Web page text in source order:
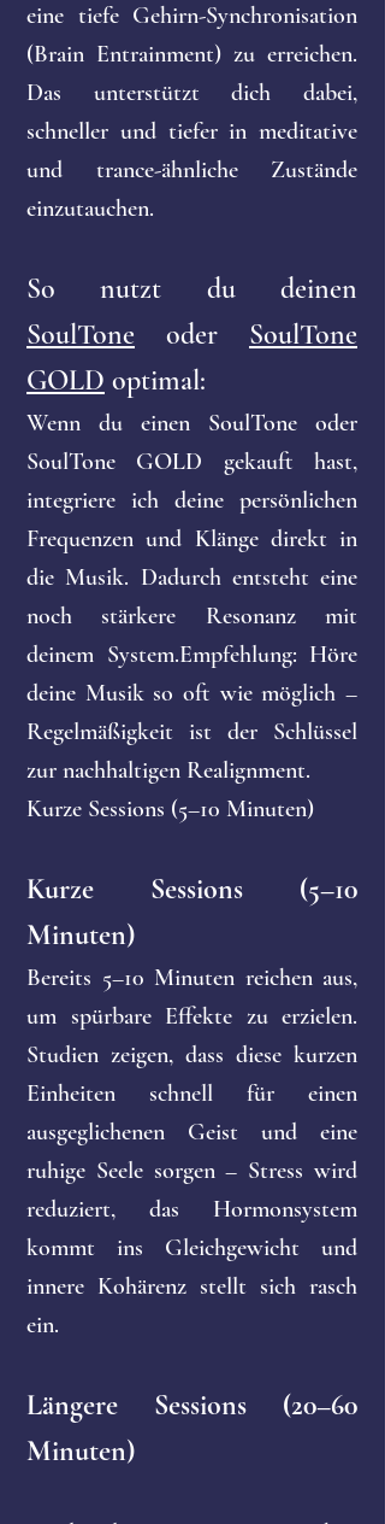
eine tiefe Gehirn-Synchronisation
(Brain Entrainment) zu erreichen.
Das unterstützt dich dabei,
schneller und tiefer in meditative
und trance-ähnliche Zustände
einzutauchen.
So nutzt du deinen
SoulTone oder SoulTone
GOLD optimal:
Wenn du einen SoulTone oder
SoulTone GOLD gekauft hast,
integriere ich deine persönlichen
Frequenzen und Klänge direkt in
die Musik. Dadurch entsteht eine
noch stärkere Resonanz mit
deinem System.Empfehlung: Höre
deine Musik so oft wie möglich –
Regelmäßigkeit ist der Schlüssel
zur nachhaltigen Realignment.
Kurze Sessions (5–10 Minuten)
Kurze Sessions (5–10
Minuten)
Bereits 5–10 Minuten reichen aus,
um spürbare Effekte zu erzielen.
Studien zeigen, dass diese kurzen
Einheiten schnell für einen
ausgeglichenen Geist und eine
ruhige Seele sorgen – Stress wird
reduziert, das Hormonsystem
kommt ins Gleichgewicht und
innere Kohärenz stellt sich rasch
ein.
Längere Sessions (20–60
Minuten)